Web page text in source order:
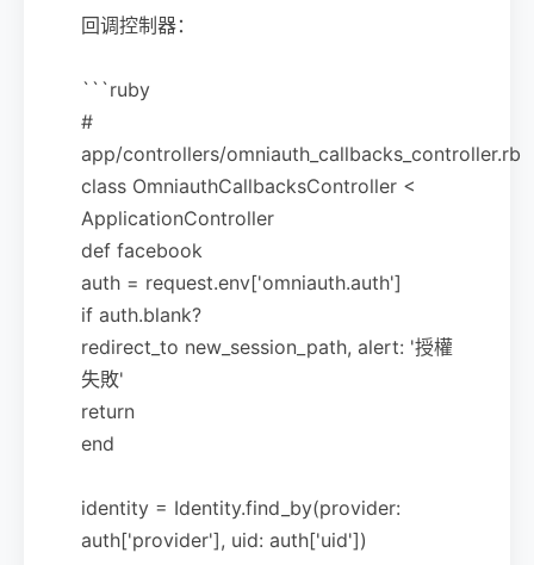
回调控制器：
```ruby
#
app/controllers/omniauth_callbacks_controller.rb
class OmniauthCallbacksController <
ApplicationController
def facebook
auth = request.env['omniauth.auth']
if auth.blank?
redirect_to new_session_path, alert: '授權
失敗'
return
end
identity = Identity.find_by(provider:
auth['provider'], uid: auth['uid'])